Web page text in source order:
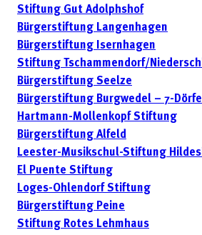
Stiftung Gut Adolphshof
Bürgerstiftung Langenhagen
Bürgerstiftung Isernhagen
Stiftung Tschammendorf/
Bürgerstiftung Seelze
Bürgerstiftung Burgwedel – 7-
Hartmann-Mollenkopf Stiftung
Bürgerstiftung Alfeld
Leester-Musikschul-Stiftung
El Puente Stiftung
Loges-Ohlendorf Stiftung
Bürgerstiftung Peine
Stiftung Rotes Lehmhaus